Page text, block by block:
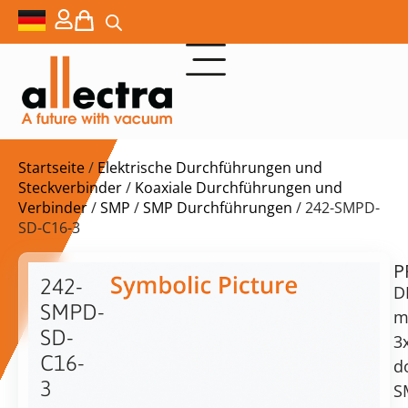
Startseite/ Elektrische Durchführungen und
Steckverbinder/ Koaxiale Durchführungen und
Verbinder/SMP /SMP Durchführungen / 242-SMPD-
SD-C16-3
242-
SMPD-
SD-
C16-
3
$ 1.111,00
Lieferzeit: